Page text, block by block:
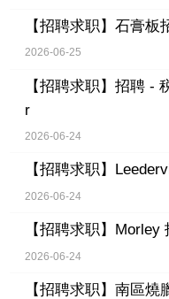
【招聘求职】 石膏板
2026-06-25
【招聘求职】 招聘 -
r
2026-06-24
【招聘求职】
2026-06-24
【招聘求职】 Morley
2026-06-24
【招聘求职】 南區燒